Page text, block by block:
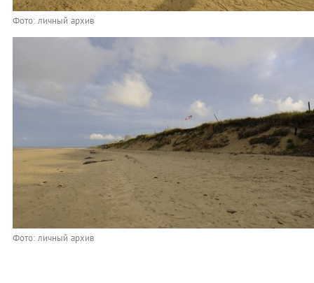
Фото: личный архив
Фото: личный архив